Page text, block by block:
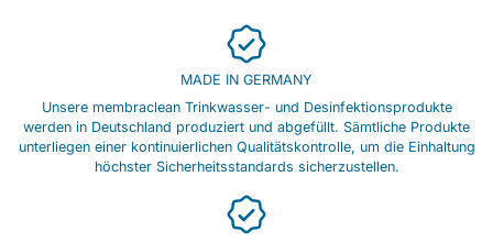
MADE IN GERMANY
Unsere membraclean Trinkwasser- und Desinfektionsprodukte
werden in Deutschland produziert und abgefüllt. Sämtliche Produkte
unterliegen einer kontinuierlichen Qualitätskontrolle, um die Einhaltung
höchster Sicherheitsstandards sicherzustellen.